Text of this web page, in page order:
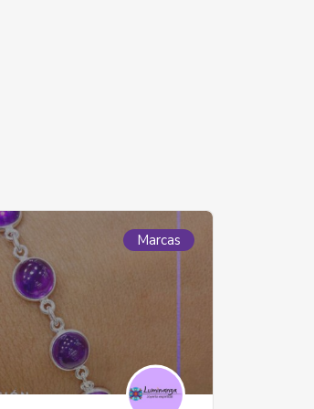
Marcas
Medios de Comunicación